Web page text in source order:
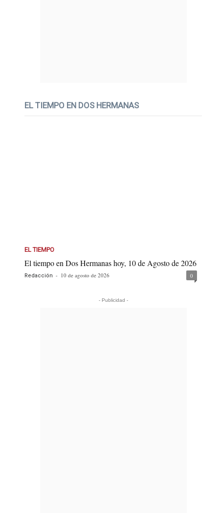
EL TIEMPO EN DOS HERMANAS
EL TIEMPO
El tiempo en Dos Hermanas hoy, 10 de Agosto de 2026
Redacción - 10 de agosto de 2026 0
- Publicidad -